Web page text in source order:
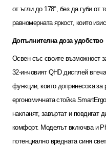
от ъгли до 178°, без да губи от
равномерната яркост, които
Допълнителна доза удобство
Освен със своите възможност
32-инчовиятQHD дисплей
функции, които допринесоха за
ергономичната стойка
накланят, завъртат и повдигат
комфорт. Моделът включва и
потенциално вредната синя